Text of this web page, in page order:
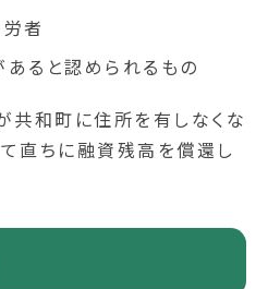
者
ると認められるもの
共和町に住所を有しなくな
直ちに融資残高を償還し